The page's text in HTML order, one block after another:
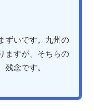
ずいです。九州の
ますが、そちらの
残念です。